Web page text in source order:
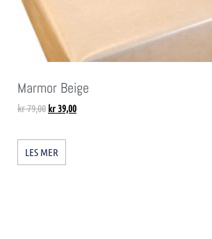
Marmor Beige
kr79,00 kr39,00
LES MER